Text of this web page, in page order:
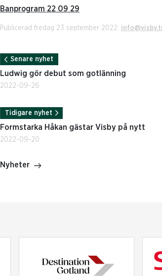
Banprogram 22 09 29
Publicerad fredag 23 september 2022.
Senare nyhet
Ludwig gör debut som gotlänning
2022-09-26
Tidigare nyhet
Formstarka Håkan gästar Visby på nytt
2022-09-20
Nyheter